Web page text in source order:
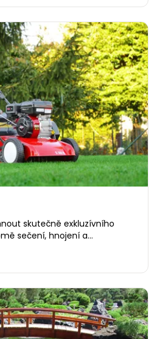
skutečně exkluzívního
sečení, hnojení a
se…